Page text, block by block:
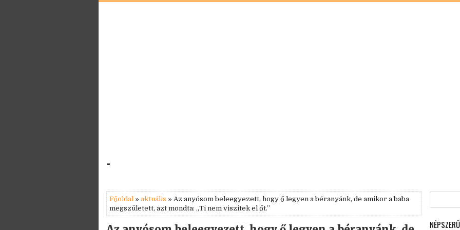
-
Főoldal » aktuális » Az anyósom beleegyezett, hogy ő legyen a béranyánk, de amikor a baba
megszületett, azt mondta: „Ti nem viszitek el őt.”